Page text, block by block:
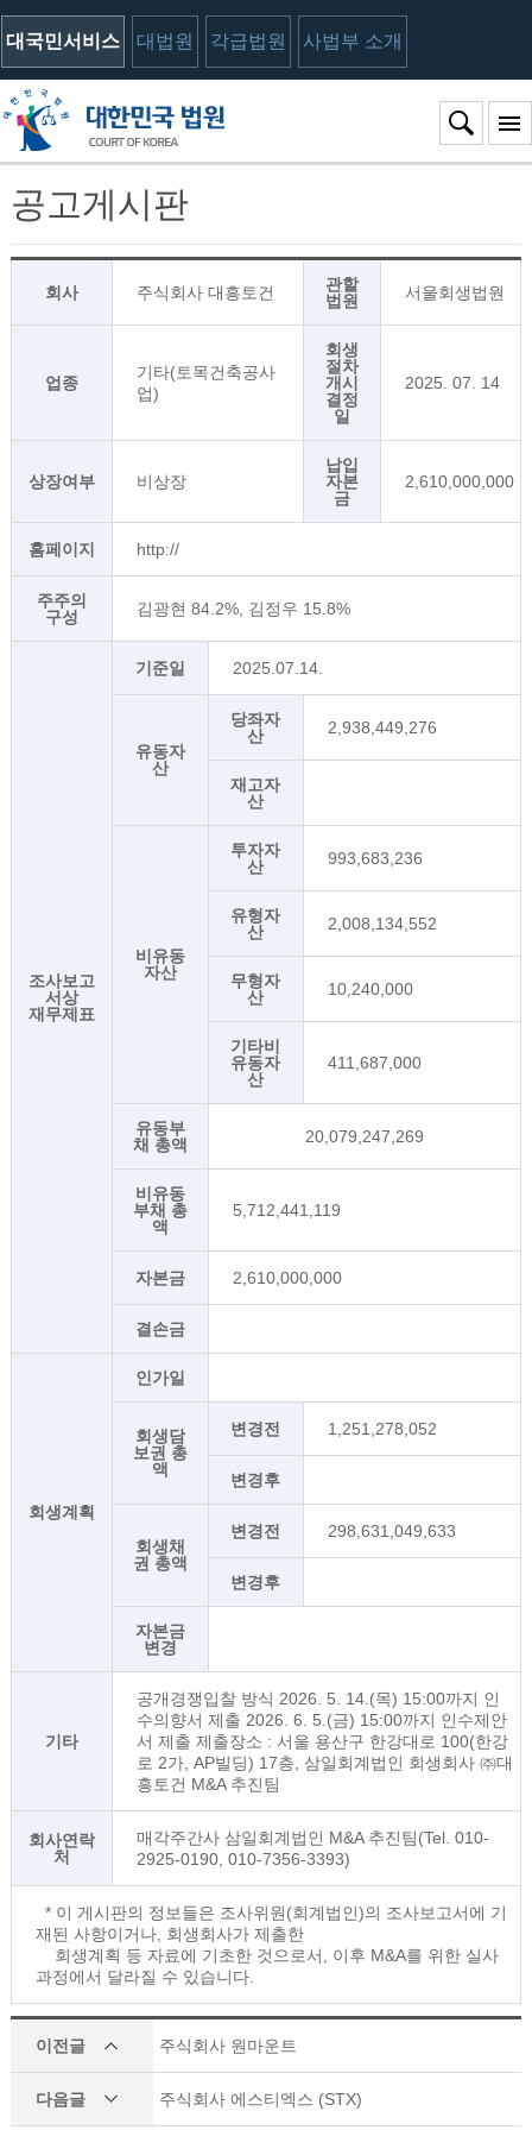
대국민서비스 대법원 각급법원 사법부 소개
공고게시판
회사 주식회사 대흥토건
관할
법원
서울회생법원
업종
기타(토목건축공사
업)
회생
절차
개시
결정
일
2025. 07. 14
상장여부 비상장
납입
자본
금
2,610,000,000
홈페이지 http://
주주의
구성
김광현 84.2%, 김정우 15.8%
조사보고
서상
재무제표
기준일 2025.07.14.
유동자
산
당좌자
산
2,938,449,276
재고자
산
비유동
자산
투자자
산
993,683,236
유형자
산
2,008,134,552
무형자
산
10,240,000
기타비
유동자
산
411,687,000
유동부
채 총액
20,079,247,269
비유동
부채 총
액
5,712,441,119
자본금 2,610,000,000
결손금
회생계획
인가일
회생담
보권 총
액
변경전 1,251,278,052
변경후
회생채
권 총액
변경전 298,631,049,633
변경후
자본금
변경
기타
공개경쟁입찰 방식 2026. 5. 14.(목) 15:00까지 인
수의향서 제출 2026. 6. 5.(금) 15:00까지 인수제안
서 제출 제출장소 : 서울 용산구 한강대로 100(한강
로 2가, AP빌딩) 17층, 삼일회계법인 회생회사 ㈜대
흥토건 M&A 추진팀
회사연락
처
매각주간사 삼일회계법인 M&A 추진팀(Tel. 010-
2925-0190, 010-7356-3393)
* 이 게시판의 정보들은 조사위원(회계법인)의 조사보고서에 기
재된 사항이거나, 회생회사가 제출한
회생계획 등 자료에 기초한 것으로서, 이후 M&A를 위한 실사
과정에서 달라질 수 있습니다.
이전글 주식회사 원마운트
다음글 주식회사 에스티엑스 (STX)